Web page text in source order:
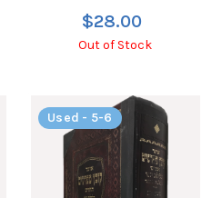
$28.00
Out of Stock
Used - 5-6